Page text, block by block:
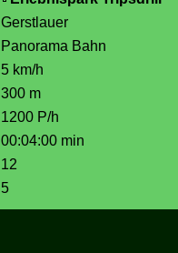
Gerstlauer
Panorama Bahn
5 km/h
300 m
1200 P/h
00:04:00 min
12
5